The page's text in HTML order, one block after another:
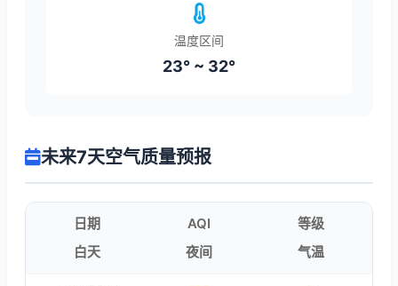
温度区间
23° ~ 32°
未来7天空气质量预报
日期 AQI
等级
白天
夜间 气温